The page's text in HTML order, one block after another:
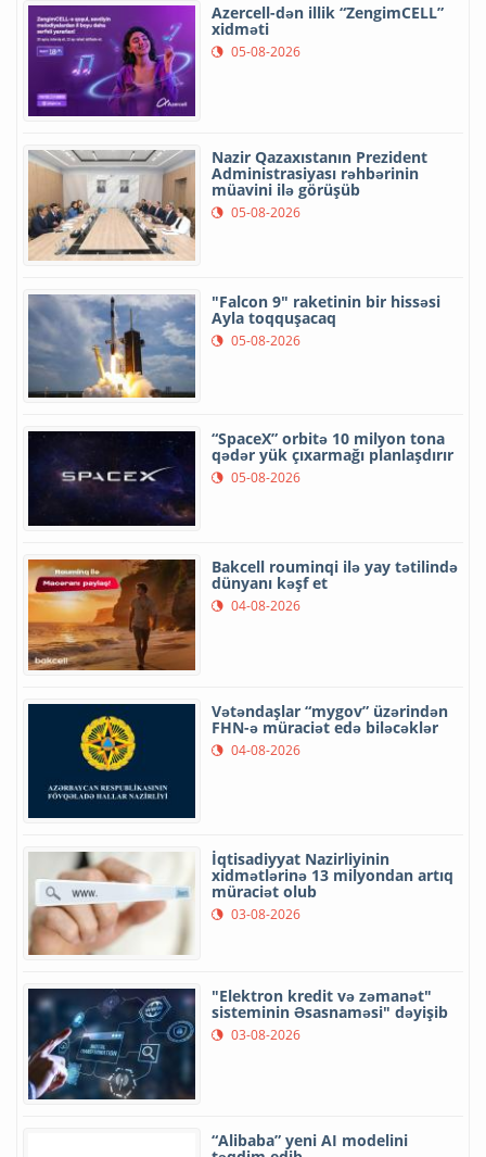
Azercell-dən illik “ZengimCELL”
xidməti
05-08-2026
Nazir Qazaxıstanın Prezident
Administrasiyası rəhbərinin
müavini ilə görüşüb
05-08-2026
"Falcon 9" raketinin bir hissəsi
Ayla toqquşacaq
05-08-2026
“SpaceX” orbitə 10 milyon tona
qədər yük çıxarmağı planlaşdırır
05-08-2026
Bakcell rouminqi ilə yay tətilində
dünyanı kəşf et
04-08-2026
Vətəndaşlar “mygov” üzərindən
FHN-ə müraciət edə biləcəklər
04-08-2026
İqtisadiyyat Nazirliyinin
xidmətlərinə 13 milyondan artıq
müraciət olub
03-08-2026
"Elektron kredit və zəmanət"
sisteminin Əsasnaməsi" dəyişib
03-08-2026
“Alibaba” yeni AI modelini